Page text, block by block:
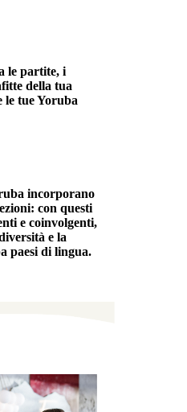
le partite, i
della tua
le tue Yoruba
incorporano
con questi
e coinvolgenti,
e la
paesi di lingua.